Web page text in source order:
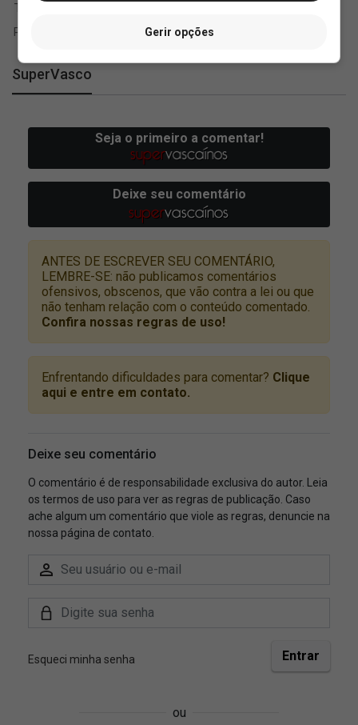
SuperVasco
Gerir opções